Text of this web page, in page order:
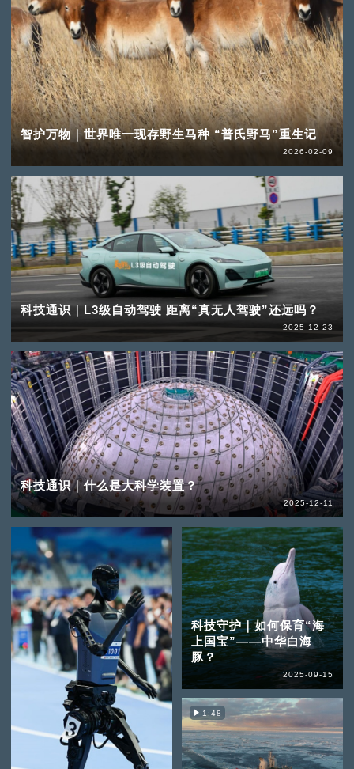
智护万物｜世界唯一现存野生马种 “普氏野马”重生记
2026-02-09
科技通识｜L3级自动驾驶 距离“真无人驾驶”还远吗？
2025-12-23
科技通识｜什么是大科学装置？
2025-12-11
科技守护｜如何保育“海
上国宝”——中华白海
豚？
2025-09-15
1:48